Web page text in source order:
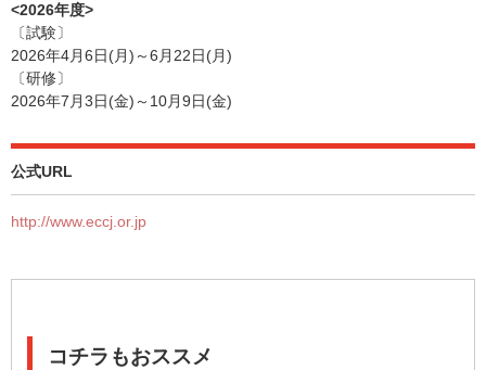
<2026年度>
〔試験〕
2026年4月6日(月)～6月22日(月)
〔研修〕
2026年7月3日(金)～10月9日(金)
公式URL
http://www.eccj.or.jp
コチラもおススメ